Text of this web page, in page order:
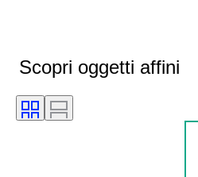
Scopri oggetti affini